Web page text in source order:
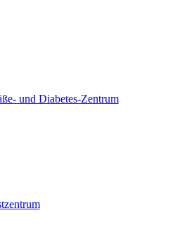
und Diabetes-Zentrum